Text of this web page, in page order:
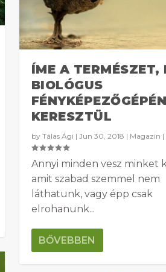
ÍME A TERMÉSZET,
BIOLÓGUS
FÉNYKÉPEZŐGÉPÉN
KERESZTÜL
by Tálas Ági | Jun 30, 2018 | Magazin |
Annyi minden vesz minket
amit szabad szemmel nem
láthatunk, vagy épp csak
elrohanunk...
BŐVEBBEN